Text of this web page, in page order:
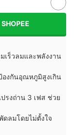
SHOPEE
เร็วลมและพลังงาน
งกันอุณหภูมิสูงเกิน
รงถ่าน 3 เฟส ช่วย
ลมโดยไม่ตั้งใจ